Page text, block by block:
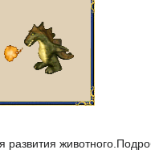
развития